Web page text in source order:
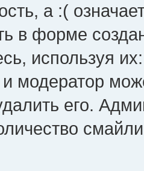
а :(
в форме
используя
модератор
его.